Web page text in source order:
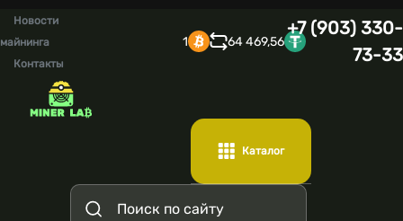
Новости
майнинга
Контакты
1 64 469,56
+7 (903) 330-
73-33
Каталог